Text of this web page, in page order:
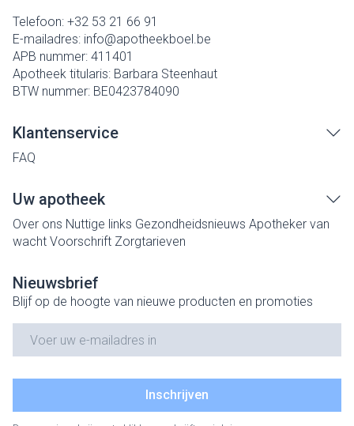
Telefoon: +32 53 21 66 91
E-mailadres: info@apotheekboel.be
APB nummer: 411401
Apotheek titularis: Barbara Steenhaut
BTW nummer: BE0423784090
Klantenservice
FAQ
Uw apotheek
Over ons Nuttige links Gezondheidsnieuws Apotheker van
wacht Voorschrift Zorgtarieven
Nieuwsbrief
Blijf op de hoogte van nieuwe producten en promoties
Inschrijven